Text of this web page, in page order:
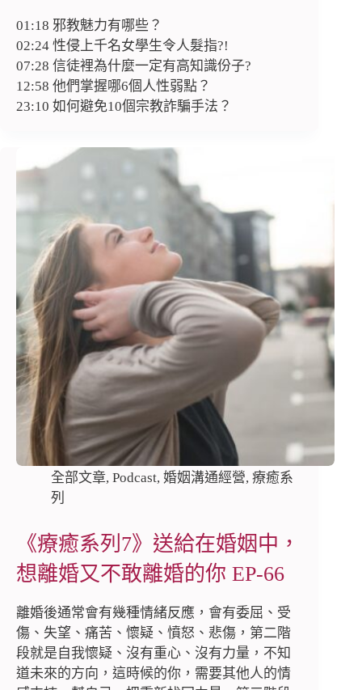
01:18 邪教魅力有哪些？
02:24 性侵上千名女學生令人髮指?!
07:28 信徒裡為什麼一定有高知識份子?
12:58 他們掌握哪6個人性弱點？
23:10 如何避免10個宗教詐騙手法？
全部文章, Podcast, 婚姻溝通經營, 療癒系
列
《療癒系列7》送給在婚姻中，
想離婚又不敢離婚的你 EP-66
離婚後通常會有幾種情緒反應，會有委屈、受
傷、失望、痛苦、懷疑、憤怒、悲傷，第二階
段就是自我懷疑、沒有重心、沒有力量，不知
道未來的方向，這時候的你，需要其他人的情